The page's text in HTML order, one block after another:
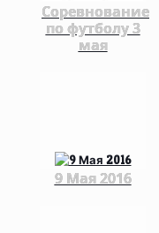
Соревнование
по футболу 3
мая
9 Мая 2016